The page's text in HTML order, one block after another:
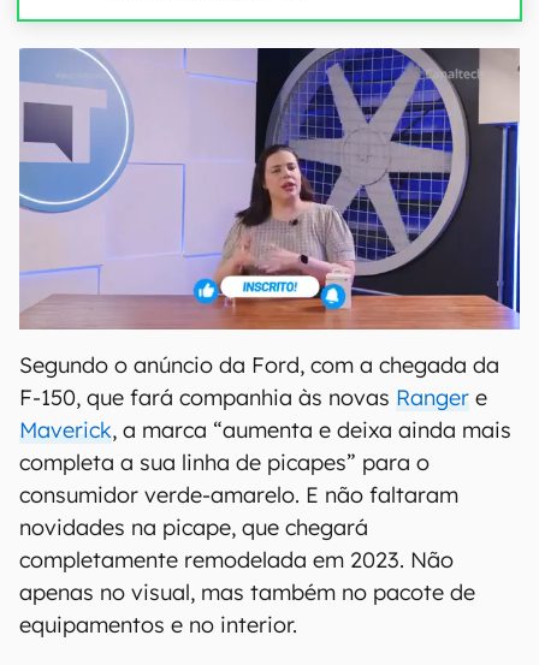
Segundo o anúncio da Ford, com a chegada da
F-150, que fará companhia às novas Ranger e
Maverick, a marca “aumenta e deixa ainda mais
completa a sua linha de picapes” para o
consumidor verde-amarelo. E não faltaram
novidades na picape, que chegará
completamente remodelada em 2023. Não
apenas no visual, mas também no pacote de
equipamentos e no interior.